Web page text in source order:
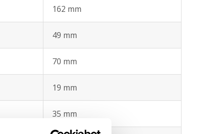
162 mm
49 mm
70 mm
19 mm
35 mm